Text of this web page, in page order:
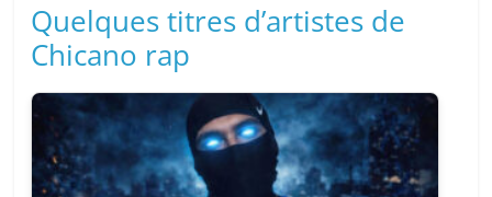
Quelques titres d’artistes de
Chicano rap